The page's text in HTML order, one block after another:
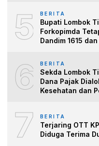
5 BERITA
Bupati Lombok
Forkopimda
Dandim 1615
6 BERITA
Sekda Lombok
Dana Pajak
Kesehatan dan
7 BERITA
Terjaring OTT
Diduga Terima